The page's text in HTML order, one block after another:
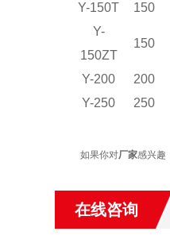
Y-150T
150
Y-
150ZT
150
Y-200 200
Y-250
250
如果你对厂家感兴趣
在线咨询